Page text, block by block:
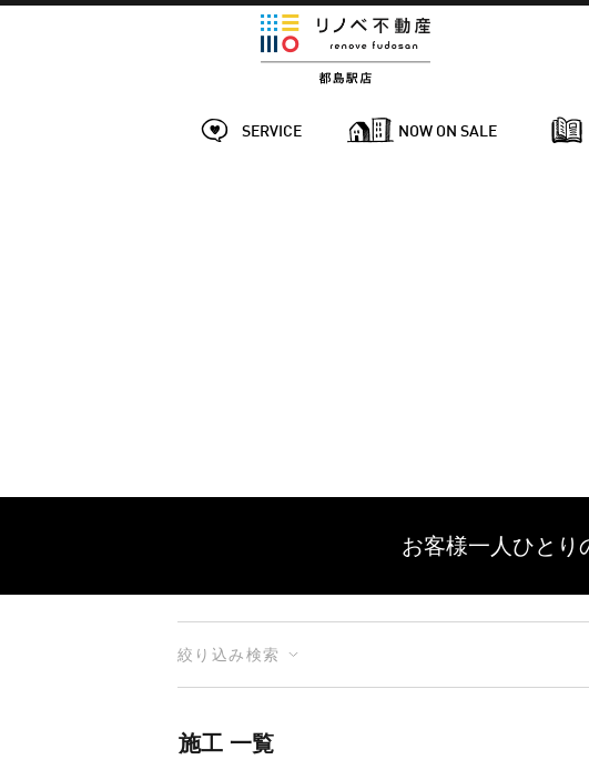
SERVICE NOW ON SALE
お客様一人ひとり
絞り込み検索
施工 一覧